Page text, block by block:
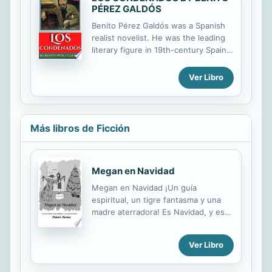
conocido como el canónico, aunque
PÉREZ GALDÓS
Benito Pérez Galdós was a Spanish
realist novelist. He was the leading
literary figure in 19th-century Spain,
second only to Miguel de Cervantes
in stature as a Spanish novelist.
Ver Libro
Más libros de Ficción
Megan en Navidad
Megan en Navidad ¡Un guía
espiritual, un tigre fantasma y una
madre aterradora! Es Navidad, y eso
escolares están cerca, ¡pero a
Megan quiere terminar la escuela
Ver Libro